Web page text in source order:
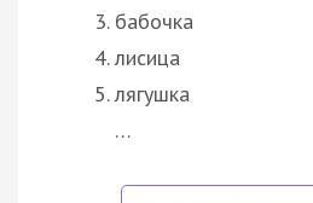
бабочка
лисица
лягушка
…